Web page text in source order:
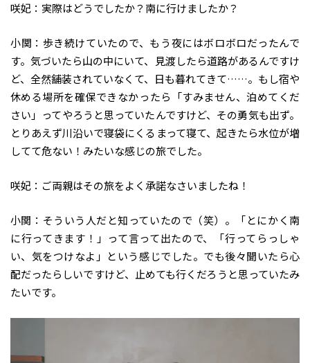
咲妃：実際はどうでしたか？南に行けましたか？
小関：歩き続けていたので、もう夜にはボロボロだったんで
す。気づいたら山の中にいて、見渡したら道路があるんですけ
ど、全然舗装されていなくて、日も暮れてきて……。もし宿や
休める場所を確保できなかったら「すみません、泊めてくだ
さい」ってやろうと思っていたんですけど、その勇気も出ず。
とりあえず川沿いで寝袋にくるまって寝て、起きたら水位が増
してて危ない！みたいな感じの旅でした。
咲妃：ご両親はその旅をよく承諾なさいましたね！
小関：そういう人だと知っていたので（笑）。「とにかく南
に行ってきます！」って言って出たので、「行ってらっしゃ
い、気をつけなよ」という感じでした。でも後々聞いたら心
配だったらしいですけど、止めても行くだろうと思っていたみ
たいです。